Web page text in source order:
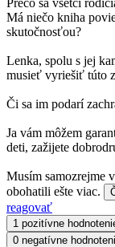
Má niečo kniha
skutočnosťou?
Lenka, spolu s jej
musieť vyriešiť túto
Či sa im podarí
Ja vám môžem
deti, zažijete
Musím samozrejme
obohatili ešte viac.
reagovať
1 pozitívne
0 negatívne